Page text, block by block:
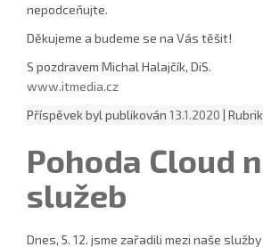
nepodceňujte.
Děkujeme a budeme se na Vás těšit!
S pozdravem Michal Halajčík, DiS.
www.itmedia.cz
Příspěvek byl publikován 13.1.2020 |
Pohoda Cloud
služeb
Dnes, 5. 12. jsme zařadili mezi naše